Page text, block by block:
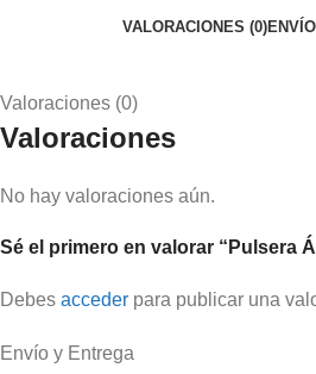
VALORACIONES (0)
Valoraciones (0)
Valoraciones
No hay valoraciones aún.
Sé el primero en valorar “Pulsera
Debes acceder para publicar una
Envío y Entrega